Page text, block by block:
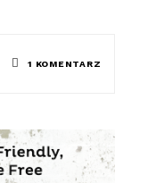
1 KOMENTARZ
RYŻ